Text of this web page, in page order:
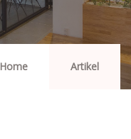
Home Artikel